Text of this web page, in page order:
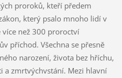
proroků, kteří předem
který psalo mnoho lidí v
než 300 proroctví
příchod. Všechna se přesně
narození, života bez hříchu,
a zmrtvýchvstání. Mezi hlavní